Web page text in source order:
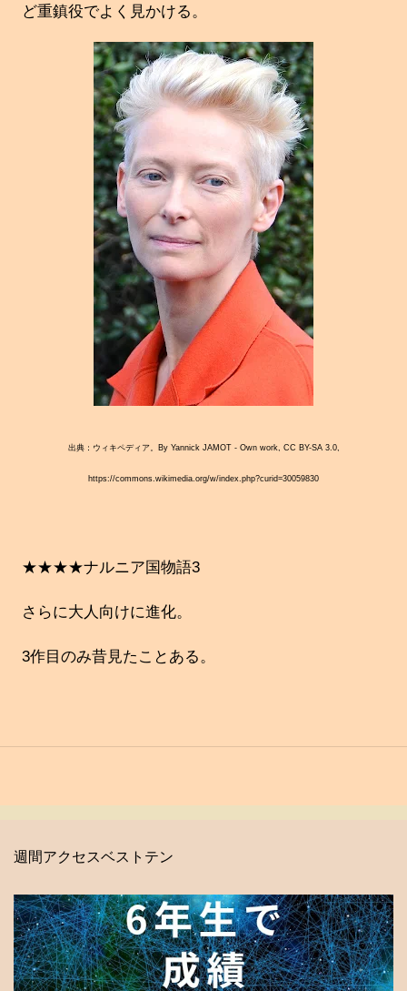
ど重鎮役でよく見かける。
出典：ウィキペディア。By Yannick JAMOT - Own work, CC BY-SA 3.0,
https://commons.wikimedia.org/w/index.php?curid=30059830
★★★★ナルニア国物語3
さらに大人向けに進化。
3作目のみ昔見たことある。
週間アクセスベストテン